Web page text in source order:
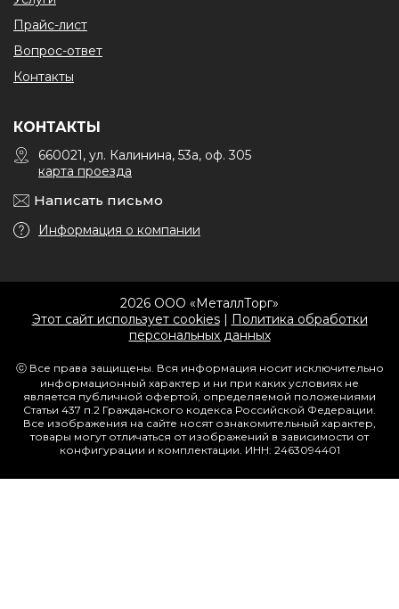
Прайс-лист
Вопрос-ответ
Контакты
КОНТАКТЫ
660021, ул. Калинина, 53а, оф. 305
карта проезда
Написать письмо
Информация о компании
2026 ООО «МеталлТорг»
Этот сайт использует cookies| Политика обработки
персональных данных
ⓒ Все права защищены. Вся информация носит исключительно
информационный характер и ни при каких условиях не
является публичной офертой, определяемой положениями
Статьи 437 п.2 Гражданского кодекса Российской Федерации.
Все изображения на сайте носят ознакомительный характер,
товары могут отличаться от изображений в зависимости от
конфигурации и комплектации. ИНН: 2463094401